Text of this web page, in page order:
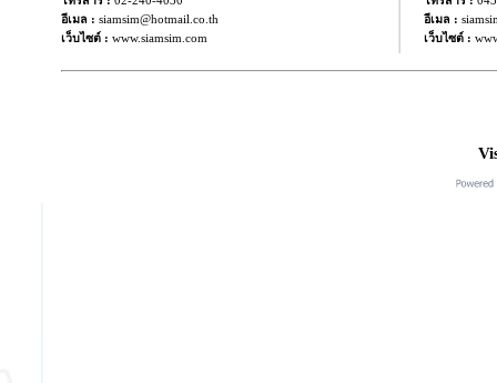
อีเมล : siamsim@hotmail.co.th
เว็บไซต์ : www.siamsim.com
อีเมล :
เว็บไซต์ :